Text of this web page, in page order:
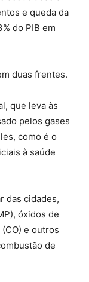
e queda da
do PIB em
duas frentes.
que leva às
pelos gases
como é o
à saúde
das cidades,
óxidos de
e outros
de